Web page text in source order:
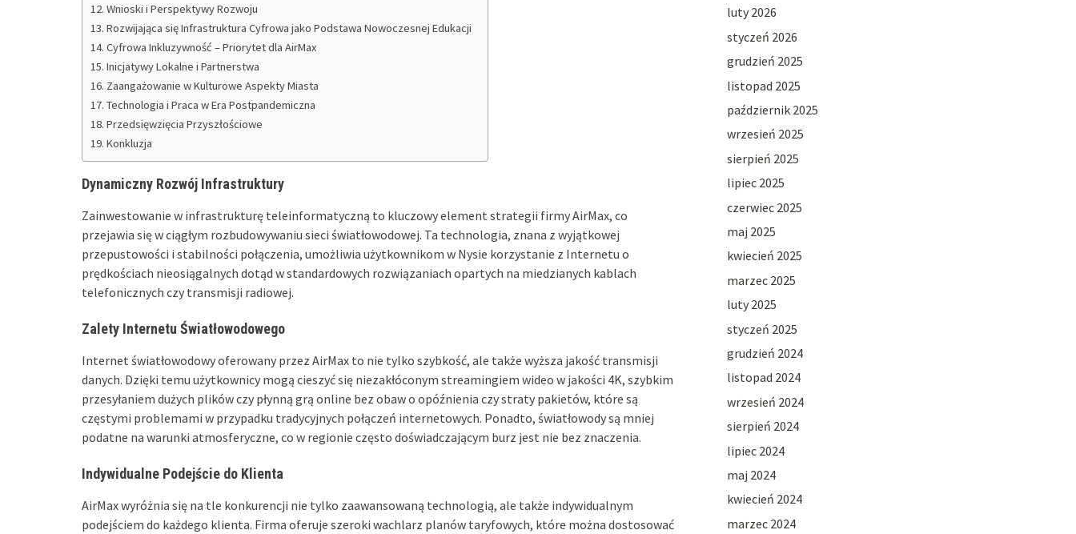
Wnioski i Perspektywy Rozwoju
Rozwijająca się Infrastruktura Cyfrowa jako Podstawa Nowoczesnej Edukacji
Cyfrowa Inkluzywność – Priorytet dla AirMax
Inicjatywy Lokalne i Partnerstwa
Zaangażowanie w Kulturowe Aspekty Miasta
Technologia i Praca w Era Postpandemiczna
Przedsięwzięcia Przyszłościowe
Konkluzja
Dynamiczny Rozwój Infrastruktury
Zainwestowanie w infrastrukturę teleinformatyczną to kluczowy element strategii firmy AirMax, co
przejawia się w ciągłym rozbudowywaniu sieci światłowodowej. Ta technologia, znana z wyjątkowej
przepustowości i stabilności połączenia, umożliwia użytkownikom w Nysie korzystanie z Internetu o
prędkościach nieosiągalnych dotąd w standardowych rozwiązaniach opartych na miedzianych kablach
telefonicznych czy transmisji radiowej.
Zalety Internetu Światłowodowego
Internet światłowodowy oferowany przez AirMax to nie tylko szybkość, ale także wyższa jakość transmisji
danych. Dzięki temu użytkownicy mogą cieszyć się niezakłóconym streamingiem wideo w jakości 4K, szybkim
przesyłaniem dużych plików czy płynną grą online bez obaw o opóźnienia czy straty pakietów, które są
częstymi problemami w przypadku tradycyjnych połączeń internetowych. Ponadto, światłowody są mniej
podatne na warunki atmosferyczne, co w regionie często doświadczającym burz jest nie bez znaczenia.
Indywidualne Podejście do Klienta
AirMax wyróżnia się na tle konkurencji nie tylko zaawansowaną technologią, ale także indywidualnym
podejściem do każdego klienta. Firma oferuje szeroki wachlarz planów taryfowych, które można dostosować
luty 2026
styczeń 2026
grudzień 2025
listopad 2025
październik 2025
wrzesień 2025
sierpień 2025
lipiec 2025
czerwiec 2025
maj 2025
kwiecień 2025
marzec 2025
luty 2025
styczeń 2025
grudzień 2024
listopad 2024
wrzesień 2024
sierpień 2024
lipiec 2024
maj 2024
kwiecień 2024
marzec 2024